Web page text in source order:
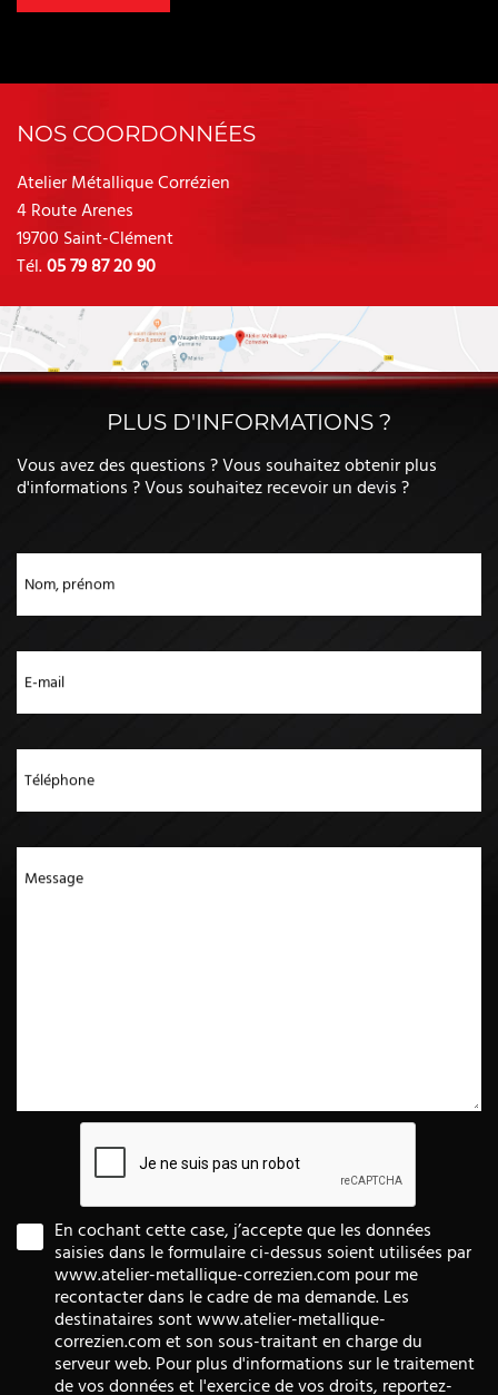
NOS COORDONNÉES
Atelier Métallique Corrézien
4 Route Arenes
19700 Saint-Clément
Tél.05 79 87 20 90
PLUS D'INFORMATIONS ?
Vous avez des questions ? Vous souhaitez obtenir plus
d'informations ? Vous souhaitez recevoir un devis ?
Nom, prénom
E-mail
Téléphone
Message
En cochant cette case, j’accepte que les données
saisies dans le formulaire ci-dessus soient utilisées par
www.atelier-metallique-correzien.com pour me
recontacter dans le cadre de ma demande. Les
destinataires sont www.atelier-metallique-
correzien.com et son sous-traitant en charge du
serveur web. Pour plus d'informations sur le traitement
de vos données et l'exercice de vos droits, reportez-